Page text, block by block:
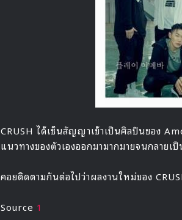
CRUSH ได้เซ็นสัญญาเข้าเป็นศิลปินของ
แนวทางของตัวเองออกมามากมายจนกลา
คอยติดตามกันต่อไปว่าผลงานใหม่ของ
Source 1